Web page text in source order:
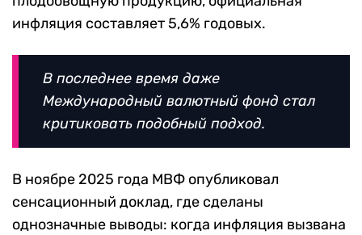
инфляция составляет 5,6% годовых.
В последнее время даже
Международный валютный фонд стал
критиковать подобный подход.
В ноябре 2025 года МВФ опубликовал
сенсационный доклад, где сделаны
однозначные выводы: когда инфляция вызвана